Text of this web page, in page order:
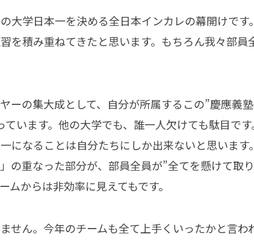
大学日本一を決める全日本インカレの幕開けで
を積み重ねてきたと思います。もちろん我々部
ーの集大成として、自分が所属するこの”慶應義
ています。他の大学でも、誰一人欠けても駄目で
になることは自分たちにしか出来ないと思います
の重なった部分が、部員全員が”全てを懸けて取
からは非効率に見えてもです。
せん。今年のチームも全て上手くいったかと言